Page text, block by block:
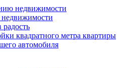
недвижимости
недвижимости
квадратного метра квартиры
автомобиля